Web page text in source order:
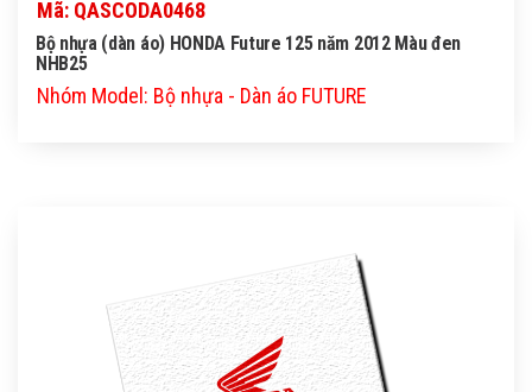
Mã: QASCODA0468
Bộ nhựa (dàn áo) HONDA Future 125 năm 2012 Màu đen
NHB25
Nhóm Model: Bộ nhựa - Dàn áo FUTURE